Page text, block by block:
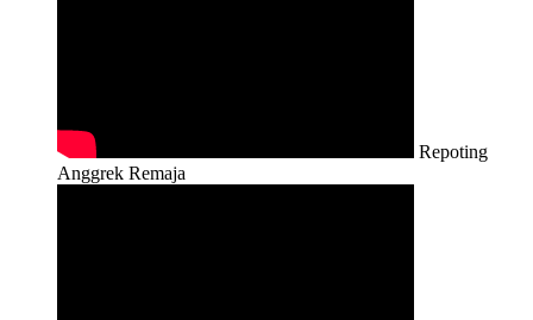
Repoting
Anggrek Remaja